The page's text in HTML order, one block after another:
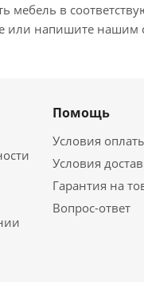
мебель в
или напишите нашим
Помощь
Условия
Условия
Гарантия на
Вопрос-ответ